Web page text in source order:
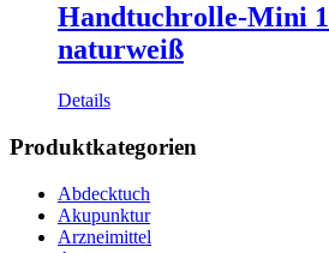
Handtuchrolle-Mini
naturweiß
Details
Produktkategorien
Abdecktuch
Akupunktur
Arzneimittel